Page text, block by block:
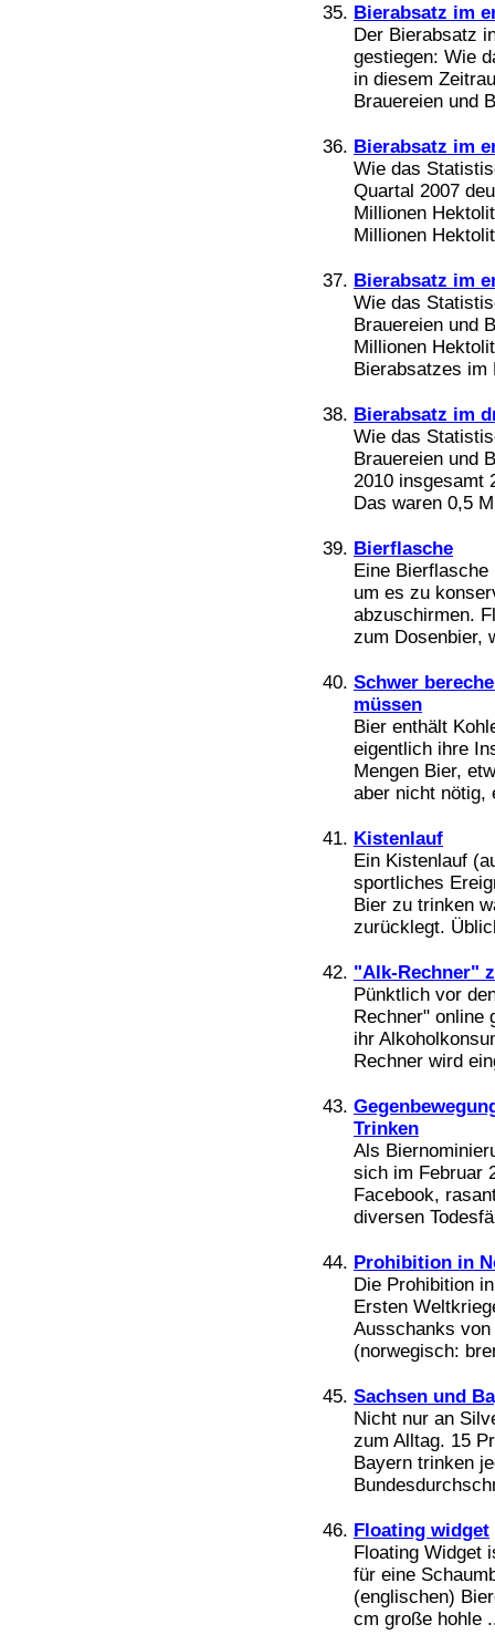
Bierabsatz im
Der Bierabsatz
gestiegen: Wie
in diesem
Brauereien und
Bierabsatz im
Wie das
Quartal 2007
Millionen
Millionen
Bierabsatz im
Wie das
Brauereien und
Millionen
Bierabsatzes im
Bierabsatz im
Wie das
Brauereien und
2010 insgesamt
Das waren 0,5
Bierflasche
Eine
um es zu
abzuschirmen.
zum Dosenbier,
Schwer
müssen
Bier enthält
eigentlich ihre
Mengen Bier,
aber nicht nötig,
Kistenlauf
Ein Kistenlauf
sportliches
Bier zu trinken
zurücklegt.
"Alk-Rechner"
Pünktlich vor
Rechner" online
ihr
Rechner wird
Trinken
Als
sich im Februar
Facebook,
diversen
Prohibition in
Die Prohibition
Ersten
Ausschanks
(norwegisch:
Sachsen und
Nicht nur an
zum Alltag. 15
Bayern trinken
Floating widget
Floating Widget
für eine
(englischen)
cm große hohle